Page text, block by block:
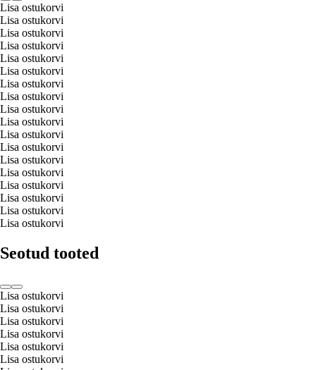
Lisa ostukorvi
Lisa ostukorvi
Lisa ostukorvi
Lisa ostukorvi
Lisa ostukorvi
Lisa ostukorvi
Lisa ostukorvi
Lisa ostukorvi
Lisa ostukorvi
Lisa ostukorvi
Lisa ostukorvi
Lisa ostukorvi
Lisa ostukorvi
Lisa ostukorvi
Lisa ostukorvi
Lisa ostukorvi
Lisa ostukorvi
Lisa ostukorvi
Seotud tooted
Lisa ostukorvi
Lisa ostukorvi
Lisa ostukorvi
Lisa ostukorvi
Lisa ostukorvi
Lisa ostukorvi